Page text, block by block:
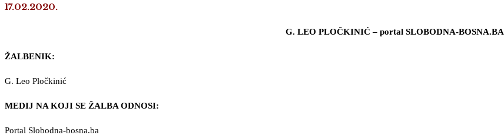
17.02.2020.
G. LEO PLOČKINIĆ – portal SLOBODNA-BOSNA.BA
ŽALBENIK:
G. Leo Pločkinić
MEDIJ NA KOJI SE ŽALBA ODNOSI:
Portal Slobodna-bosna.ba